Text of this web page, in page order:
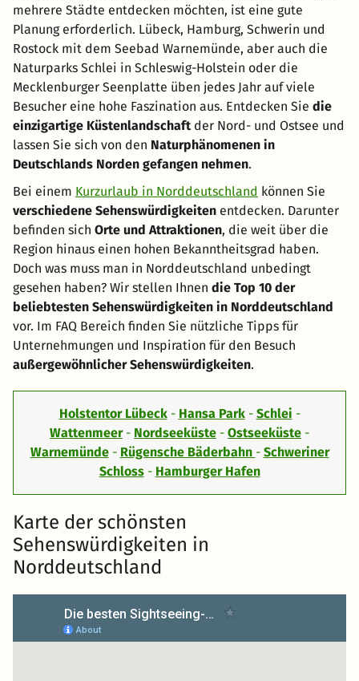
mehrere Städte entdecken möchten, ist eine gute
Planung erforderlich. Lübeck, Hamburg, Schwerin und
Rostock mit dem Seebad Warnemünde, aber auch die
Naturparks Schlei in Schleswig-Holstein oder die
Mecklenburger Seenplatte üben jedes Jahr auf viele
Besucher eine hohe Faszination aus. Entdecken Sie die
einzigartige Küstenlandschaftder Nord- und Ostsee und
lassen Sie sich von den Naturphänomenen in
Deutschlands Norden gefangen nehmen.
Bei einem Kurzurlaub in Norddeutschland können Sie
verschiedene Sehenswürdigkeiten entdecken. Darunter
befinden sich Orte und Attraktionen, die weit über die
Region hinaus einen hohen Bekanntheitsgrad haben.
Doch was muss man in Norddeutschland unbedingt
gesehen haben? Wir stellen Ihnen die Top 10 der
beliebtesten Sehenswürdigkeiten in Norddeutschland
vor. Im FAQ Bereich finden Sie nützliche Tipps für
Unternehmungen und Inspiration für den Besuch
außergewöhnlicher Sehenswürdigkeiten.
Holstentor Lübeck- Hansa Park- Schlei -
Wattenmeer- Nordseeküste - Ostseeküste -
Warnemünde- Rügensche Bäderbahn - Schweriner
Schloss- Hamburger Hafen
Karte der schönsten
Sehenswürdigkeiten in
Norddeutschland